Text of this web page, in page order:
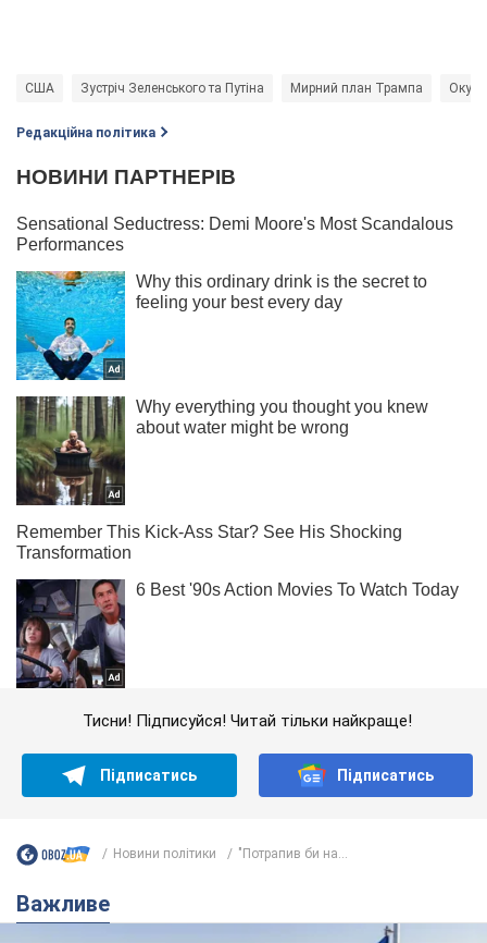
США Зустріч Зеленського та Путіна Мирний план Трампа
Редакційна політика
Тисни! Підписуйся! Читай тільки найкраще!
Підписатись Підписатись
Новини політики "Потрапив би на...
Важливе